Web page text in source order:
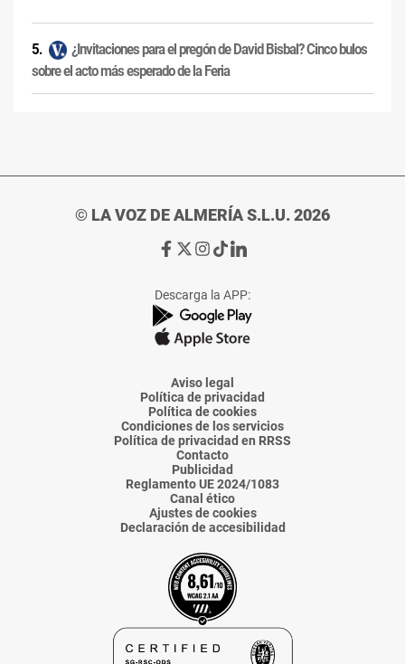
¿Invitaciones para el pregón de David Bisbal? Cinco bulos
sobre el acto más esperado de la Feria
© LA VOZ DE ALMERÍA S.L.U. 2026
Ir
de
La
Voz
Almería
Ir
de
La
Voz
Almería
Ir
de
La
Voz
Almería
Ir
de
La
Voz
Almería
Ir
de
La
Voz
Descarga la APP:
Aviso legal
Política de privacidad
Política de cookies
Condiciones de los servicios
Política de privacidad en RRSS
Contacto
Publicidad
Reglamento UE 2024/1083
Canal ético
Ajustes de cookies
Declaración de accesibilidad